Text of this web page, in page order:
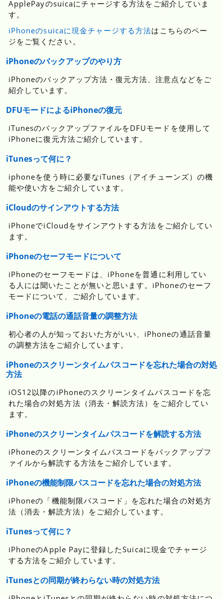
ApplePayのsuicaにチャージする方法をご紹介していま
す。
iPhoneのsuicaに現金チャージする方法はこちらのペー
ジをご覧ください。
iPhoneのバックアップのやり方
iPhoneのバックアップ方法・復元方法、注意点などをご
紹介しています。
DFUモードによるiPhoneの復元
iTunesのバックアップファイルをDFUモードを使用して
iPhoneに復元方法ご紹介しています。
iTunesって何に？
iphoneを使う時に必要なiTunes（アイチューンズ）の機
能や使い方をご紹介しています。
iCloudのサインアウトする方法
iPhoneでiCloudをサインアウトする方法をご紹介してい
ます。
iPhoneのセーフモードについて
iPhoneのセーフモードは、iPhoneを普通に利用してい
る人には聞いたことが無いと思います。iPhoneのセーフ
モードについて、ご紹介しています。
iPhoneの電話の通話音量の調整方法
初心者の人が知っておいた方がいい、iPhoneの通話音量
の調整方法をご紹介しています。
iPhoneのスクリーンタイムパスコードを忘れた場合の対処
方法
iOS12以降のiPhoneのスクリーンタイムパスコードを忘
れた場合の対処方法（消去・解読方法）をご紹介してい
ます。
iPhoneのスクリーンタイムパスコードを解読する方法
iPhoneのスクリーンタイムパスコードをバックアップフ
ァイルから解読する方法をご紹介しています。
iPhoneの機能制限パスコードを忘れた場合の対処方法
iPhoneの「機能制限パスコード」を忘れた場合の対処方
法（消去・解読方法）をご紹介しています。
iTunesって何に？
iPhoneのApple Payに登録したSuicaに現金でチャージ
する方法をご紹介しています。
iTunesとの同期が終わらない時の対処方法